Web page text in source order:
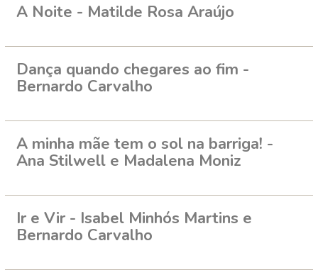
A Noite - Matilde Rosa Araújo
Dança quando chegares ao fim -
Bernardo Carvalho
A minha mãe tem o sol na barriga! -
Ana Stilwell e Madalena Moniz
Ir e Vir - Isabel Minhós Martins e
Bernardo Carvalho